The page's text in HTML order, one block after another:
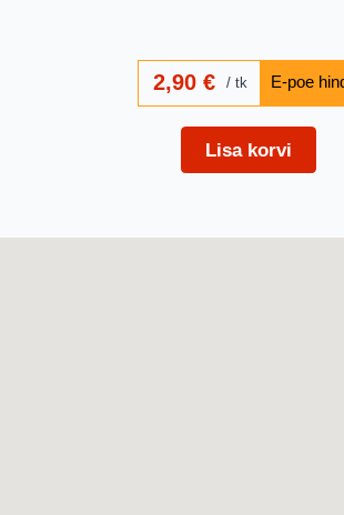
2,90€ tk
Lisa korvi